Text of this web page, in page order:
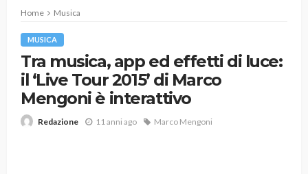
Home Musica
MUSICA
Tra musica, app ed effetti di luce:
il ‘Live Tour 2015’ di Marco
Mengoni è interattivo
Redazione 11 anni ago Marco Mengoni